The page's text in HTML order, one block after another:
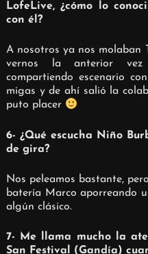
LofeLive, ¿cómo lo
con él?
A nosotros ya nos molaban
vernos la anterior
compartiendo escenario
migas y de ahí salió la
puto placer
6- ¿Qué escucha Niño
de gira?
Nos peleamos bastante,
batería Marco aporreando
algún clásico.
7- Me llama mucho la
San Festival (Gandía)